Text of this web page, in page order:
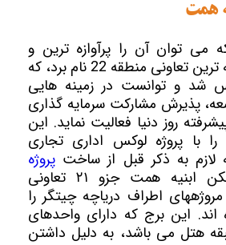
همت
می توان آن را پرآوازه ترین و
معروف ترین و با رزومه ترین تعاونی منطقه 22 نام برد، که
1391 تاسیس شد و توانست در زمینه هایی
پذیرش مشارکت سرمایه گذاری
روز دنیا فعالیت نماید. این
با پروژه لوکس اداری تجاری
لازم به ذکر قبل از ساخت پروژه
،تعاونی مسکن ابنیه همت جزو ۲۱ تعاونی
اطراف دریاچه چیتگر را
این برج که دارای واحدهای
تجاری و 3 طبقه هتل می باشد، به دلیل داشتن